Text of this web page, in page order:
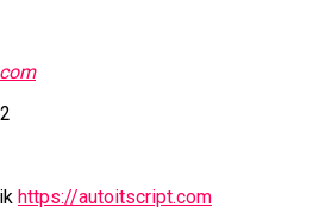
https://autoitscript.com